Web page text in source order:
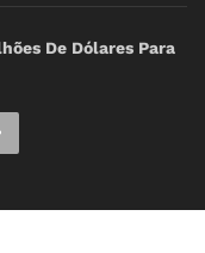
De Dólares Para